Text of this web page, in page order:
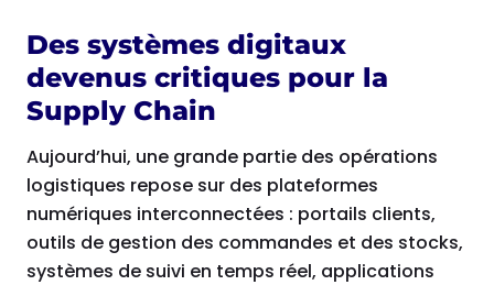
Des systèmes digitaux
devenus critiques pour la
Supply Chain
Aujourd’hui, une grande partie des opérations
logistiques repose sur des plateformes
numériques interconnectées : portails clients,
outils de gestion des commandes et des stocks,
systèmes de suivi en temps réel, applications